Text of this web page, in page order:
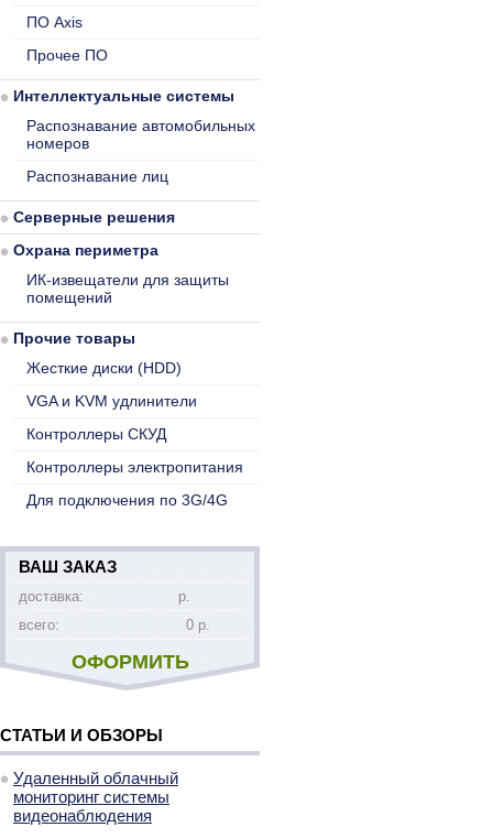
ПО Axis
Прочее ПО
Интеллектуальные системы
Распознавание автомобильных
номеров
Распознавание лиц
Серверные решения
Охрана периметра
ИК-извещатели для защиты
помещений
Прочие товары
Жесткие диски (HDD)
VGA и KVM удлинители
Контроллеры СКУД
Контроллеры электропитания
Для подключения по 3G/4G
ВАШ ЗАКАЗ
доставка:
р.
всего:
0 р.
ОФОРМИТЬ
СТАТЬИ И ОБЗОРЫ
Удаленный облачный
мониторинг системы
видеонаблюдения